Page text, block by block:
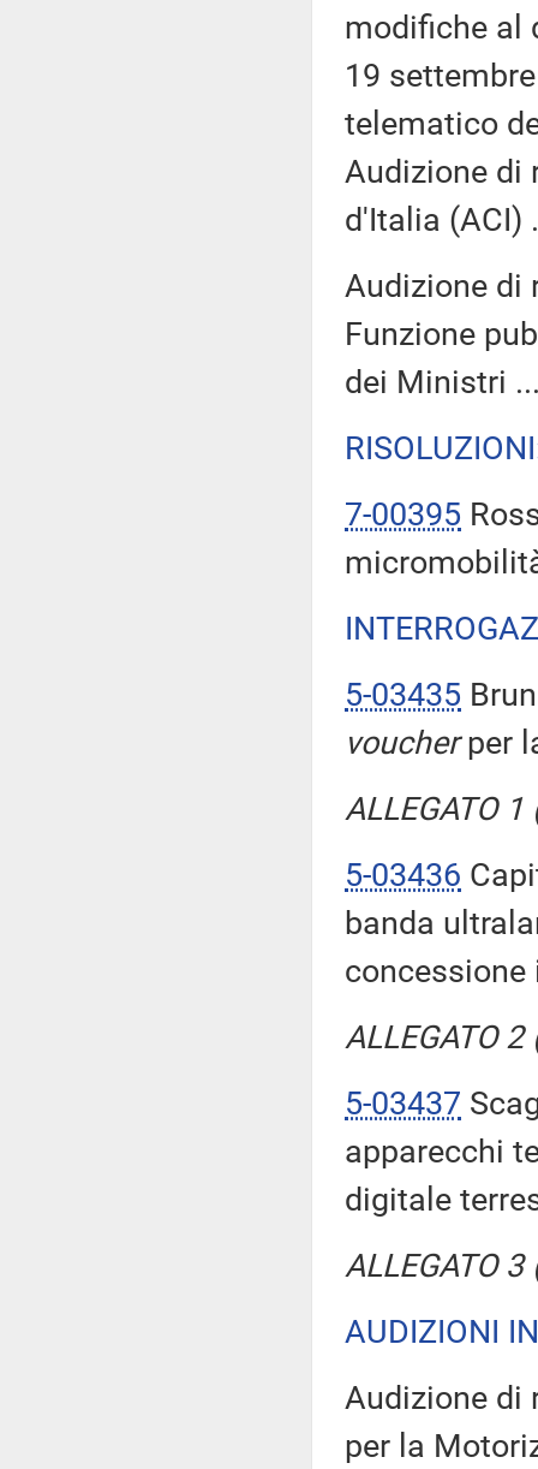
modifiche al
19
telematico
Audizione di
d'Italia (ACI)
Audizione di
Funzione
dei Ministri
7-00395
5-03435
voucherper
ALLEGATO
5-03436
banda
ALLEGATO
5-03437
apparecchi
digitale
ALLEGATO
AUDIZIONI
Audizione di
per la